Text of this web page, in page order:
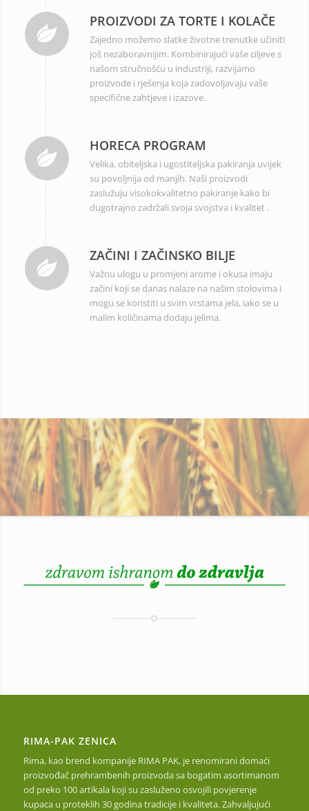
PROIZVODI ZA TORTE I KOLAČE
Zajedno možemo slatke životne trenutke učiniti
još nezaboravnijim. Kombinirajući vaše ciljeve s
našom stručnošću u industriji, razvijamo
proizvode i rješenja koja zadovoljavaju vaše
specifične zahtjeve i izazove.
HORECA PROGRAM
Velika, obiteljska i ugostiteljska pakiranja uvijek
su povoljnija od manjih. Naši proizvodi
zaslužuju visokokvalitetno pakiranje kako bi
dugotrajno zadržali svoja svojstva i kvalitet .
ZAČINI I ZAČINSKO BILJE
Važnu ulogu u promjeni arome i okusa imaju
začini koji se danas nalaze na našim stolovima i
mogu se koristiti u svim vrstama jela, iako se u
malim količinama dodaju jelima.
RIMA-PAK ZENICA
Rima, kao brend kompanije RIMA PAK, je renomirani domaći
proizvođač prehrambenih proizvoda sa bogatim asortimanom
od preko 100 artikala koji su zasluženo osvojili povjerenje
kupaca u proteklih 30 godina tradicije i kvaliteta. Zahvaljujući